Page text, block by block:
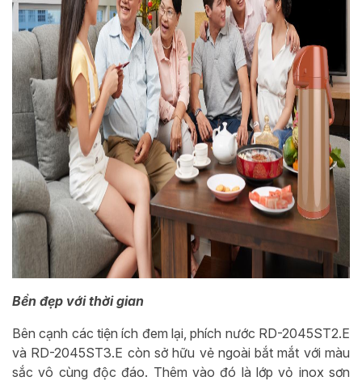
Bền đẹp với thời gian
Bên cạnh các tiện ích đem lại, phích nước RD-2045ST2.E
và RD-2045ST3.E còn sở hữu vẻ ngoài bắt mắt với màu
sắc vô cùng độc đáo. Thêm vào đó là lớp vỏ inox sơn